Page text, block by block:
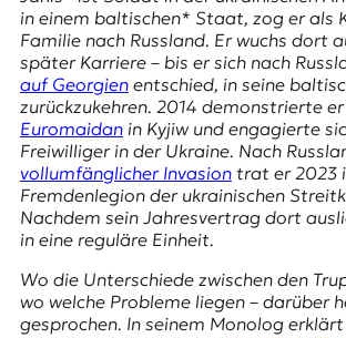
K
O
D
E
R
W
i
s
in einem baltischen* Staat, zog er als
Familie nach Russland. Er wuchs dort
später Karriere – bis er sich nach
auf Georgienentschied, in seine
zurückzukehren. 2014 demonstrierte
Euromaidanin Kyjiw und engagierte
Freiwilliger in der Ukraine. Nach
vollumfänglicher Invasiontrat er 2023
Fremdenlegion der ukrainischen
Nachdem sein Jahresvertrag dort
in eine reguläre Einheit.
Wo die Unterschiede zwischen den
wo welche Probleme liegen – darüber
gesprochen. In seinem Monolog